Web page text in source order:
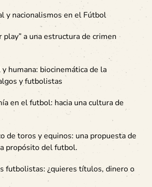
y nacionalismos en el Fútbol
play” a una estructura de crimen
humana: biocinemática de la
y futbolistas
en el futbol: hacia una cultura de
de toros y equinos: una propuesta de
propósito del futbol.
futbolistas: ¿quieres títulos, dinero o